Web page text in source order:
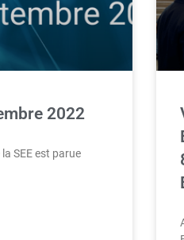
2022
SEE est parue